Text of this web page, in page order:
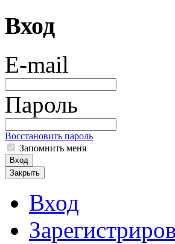
Вход
E-mail
Пароль
Восстановить пароль
Запомнить меня
Вход
Закрыть
Вход